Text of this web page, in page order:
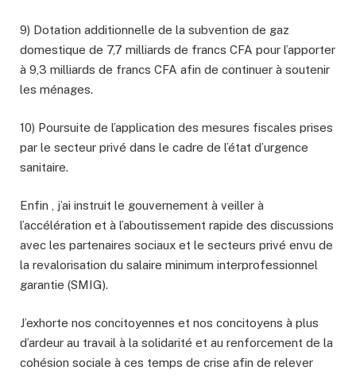
9) Dotation additionnelle de la subvention de gaz
domestique de 7,7 milliards de francs CFA pour l’apporter
à 9,3 milliards de francs CFA afin de continuer à soutenir
les ménages.
10) Poursuite de l’application des mesures fiscales prises
par le secteur privé dans le cadre de l’état d’urgence
sanitaire.
Enfin , j’ai instruit le gouvernement à veiller à
l’accélération et à l’aboutissement rapide des discussions
avec les partenaires sociaux et le secteurs privé envu de
la revalorisation du salaire minimum interprofessionnel
garantie (SMIG).
J’exhorte nos concitoyennes et nos concitoyens à plus
d’ardeur au travail à la solidarité et au renforcement de la
cohésion sociale à ces temps de crise afin de relever